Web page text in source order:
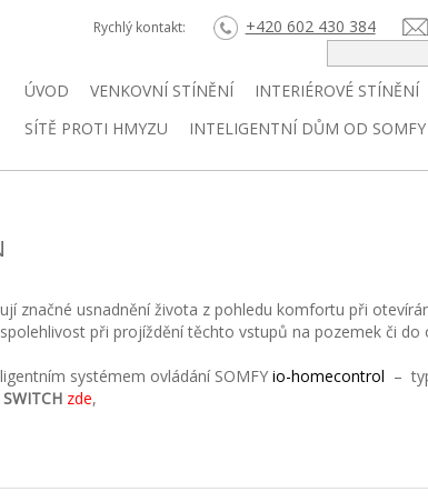
Rychlý kontakt: +420 602 430 384
ÚVOD
VENKOVNÍ STÍNĚNÍ INTERIÉROVÉ STÍNĚNÍ
SÍTĚ PROTI HMYZU
INTELIGENTNÍ DŮM OD SOMFY
značné usnadnění života z pohledu komfortu při
při projíždění těchto vstupů na pozemek či do
systémem ovládání SOMFY io-homecontrol –
SWITCH zde,